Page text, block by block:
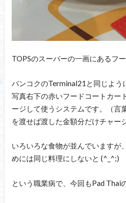
TOPSのスーパーの一画にあるフー
バンコクのTerminal21と同じよう
写真右下の赤いフードコートカー
ージして使うシステムです。（言
を渡せば渡した金額分だけチャー
いろいろな食物が並んでいますが
めには同じ料理にしないと (^_^;)
という職業病で、今回もPad Thai